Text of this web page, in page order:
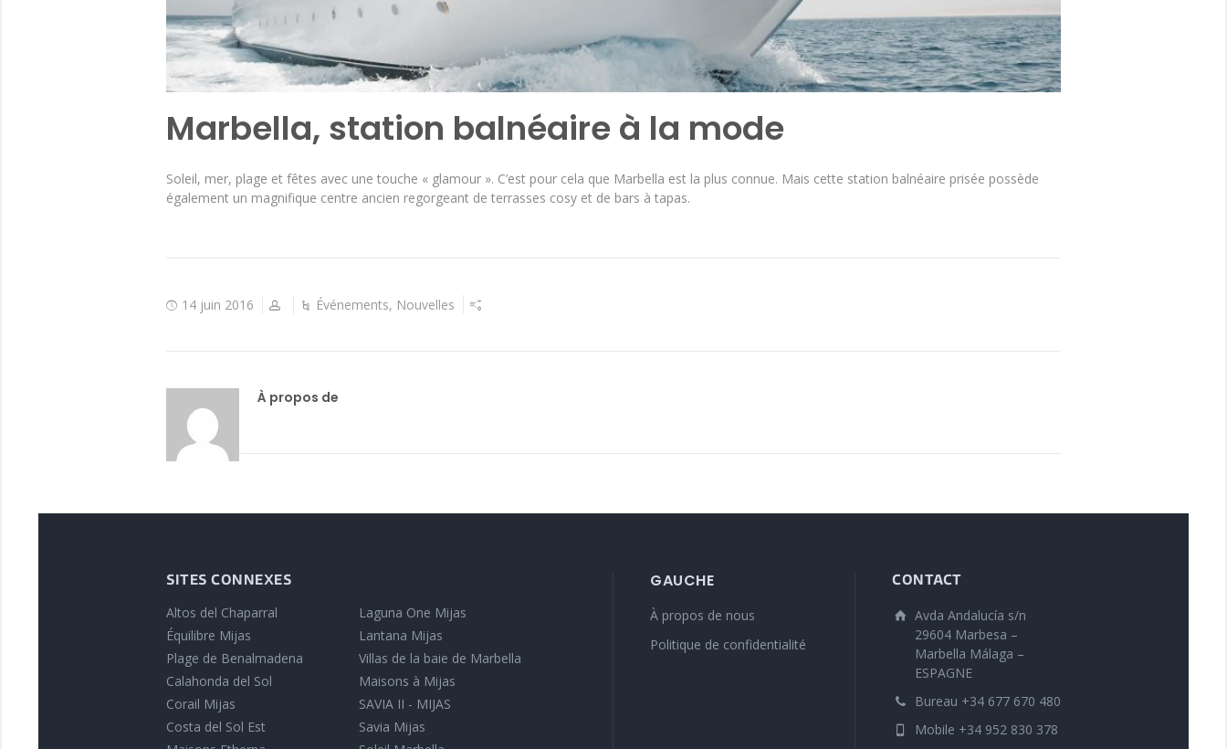
Marbella, station balnéaire à la mode
Soleil, mer, plage et fêtes avec une touche « glamour ». C’est pour cela que Marbella est la plus connue. Mais cette station balnéaire prisée possède
également un magnifique centre ancien regorgeant de terrasses cosy et de bars à tapas.
14 juin 2016 Événements, Nouvelles
À propos de
SITES CONNEXES
Altos del Chaparral
Équilibre Mijas
Plage de Benalmadena
Calahonda del Sol
Corail Mijas
Costa del Sol Est
Laguna One Mijas
Lantana Mijas
Villas de la baie de Marbella
Maisons à Mijas
SAVIA II - MIJAS
Savia Mijas
GAUCHE
À propos de nous
Politique de confidentialité
CONTACT
Avda Andalucía s/n
29604 Marbesa –
Marbella Málaga –
ESPAGNE
Bureau +34 677 670 480
Mobile +34 952 830 378